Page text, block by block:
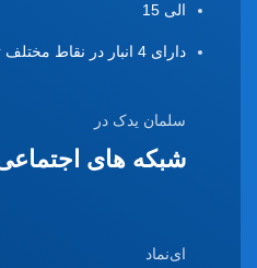
الی 15
دارای 4 انبار در نقاط مختلف تهران و کشور
سلمان یدک در
شبکه های
ای‌نماد